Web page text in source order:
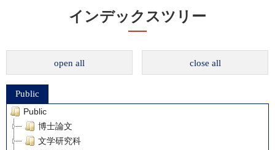
インデックスツリー
open all close all
Public
Public
博士論文
文学研究科